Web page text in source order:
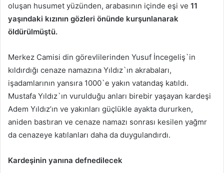
oluşan husumet yüzünden, arabasının içinde eşi ve 11
yaşındaki kızının gözleri önünde kurşunlanarak
öldürülmüştü.
Merkez Camisi din görevlilerinden Yusuf İncegeliş`in
kıldırdığı cenaze namazına Yıldız`ın akrabaları,
işadamlarının yansıra 1000`e yakın vatandaş katıldı.
Mustafa Yıldız`ın vurulduğu anları birebir yaşayan kardeşi
Adem Yıldız’ın ve yakınları güçlükle ayakta dururken,
aniden bastıran ve cenaze namazı sonrası kesilen yağmr
da cenazeye katılanları daha da duygulandırdı.
Kardeşinin yanına defnedilecek